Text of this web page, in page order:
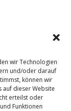
wir Technologien
und/oder darauf
können wir
auf dieser Website
erteilst oder
Funktionen
Sicherheit
Ubuntu
Veeam